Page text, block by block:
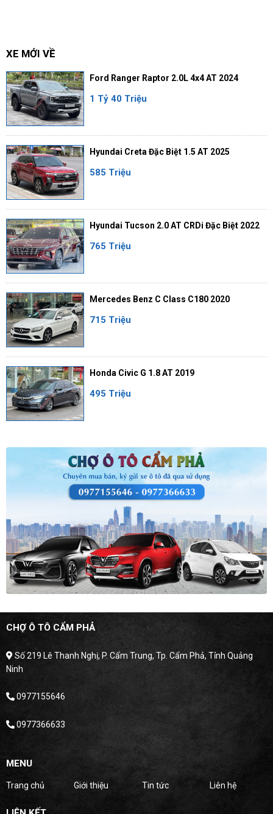
XE MỚI VỀ
Ford Ranger Raptor 2.0L 4x4 AT 2024
1 Tỷ 40 Triệu
Hyundai Creta Đặc Biệt 1.5 AT 2025
585 Triệu
Hyundai Tucson 2.0 AT CRDi Đặc Biệt 2022
765 Triệu
Mercedes Benz C Class C180 2020
715 Triệu
Honda Civic G 1.8 AT 2019
495 Triệu
CHỢ Ô TÔ CẨM PHẢ
Số 219 Lê Thanh Nghị, P. Cẩm Trung, Tp. Cẩm Phả, Tỉnh Quảng
Ninh
0977155646
0977366633
MENU
Trang chủ Giới thiệu Tin tức Liên hệ